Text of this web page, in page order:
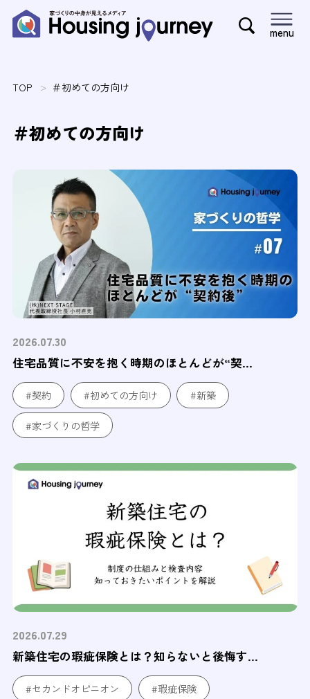
menu
TOP ＃初めての方向け
＃初めての方向け
2026.07.30
住宅品質に不安を抱く時期のほとんどが“契...
#契約 #初めての方向け #新築
#家づくりの哲学
2026.07.29
新築住宅の瑕疵保険とは？知らないと後悔す...
#セカンドオピニオン #瑕疵保険